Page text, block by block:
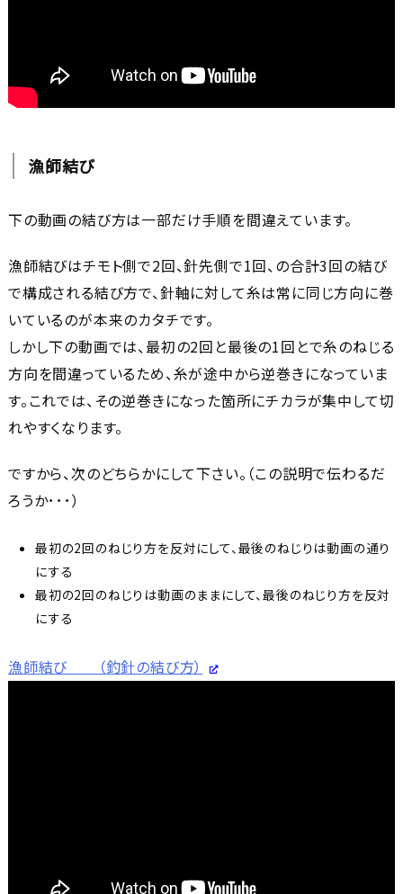
漁師結び
下の動画の結び方は一部だけ手順を間違えています。
漁師結びはチモト側で2回、針先側で1回、の合計3回の結び
で構成される結び方で、針軸に対して糸は常に同じ方向に巻
いているのが本来のカタチです。
しかし下の動画では、最初の2回と最後の1回とで糸のねじる
方向を間違っているため、糸が途中から逆巻きになっていま
す。これでは、その逆巻きになった箇所にチカラが集中して切
れやすくなります。
ですから、次のどちらかにして下さい。（この説明で伝わるだ
ろうか･･･）
最初の2回のねじり方を反対にして、最後のねじりは動画の通り
にする
最初の2回のねじりは動画のままにして、最後のねじり方を反対
にする
漁師結び （釣針の結び方）